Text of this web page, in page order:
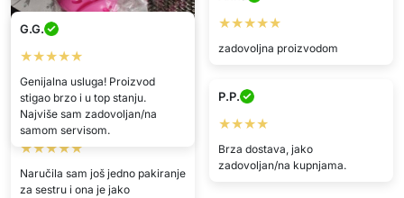
★★★★★
zadovoljna proizvodom
Melani
★★★★★
Naručila sam još jedno pakiranje
za sestru i ona je jako
G.G.
★★★★★
Genijalna usluga! Proizvod
stigao brzo i u top stanju.
Najviše sam zadovoljan/na
samom servisom.
P.P.
★★★★
Brza dostava, jako
zadovoljan/na kupnjama.